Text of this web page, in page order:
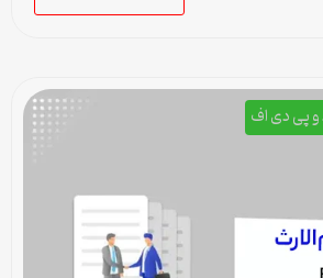
و پی دی اف